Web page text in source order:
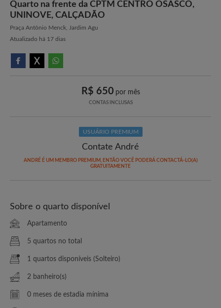
Quarto na frente da CPTM CENTRO OSASCO,
UNINOVE, CALÇADÃO
Praça Antônio Menck, Jardim Agu
Atualizado há 17 dias
R$ 650 por mês
CONTAS INCLUSAS
USUÁRIO PREMIUM
Contate André
ANDRÉ É UM MEMBRO PREMIUM, ENTÃO VOCÊ PODERÁ CONTACTÁ-LO(A)
GRATUITAMENTE
Sobre o quarto disponível
Apartamento
5 quartos no total
1 quartos disponíveis (Solteiro)
2 banheiro(s)
0 meses de estadia mínima